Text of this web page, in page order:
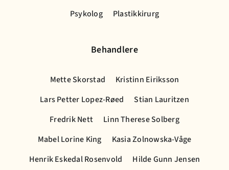
Psykolog
Plastikkirurg
Behandlere
Mette Skorstad
Kristinn Eiriksson
Lars Petter Lopez-Røed
Stian Lauritzen
Fredrik Nett
Linn Therese Solberg
Mabel Lorine King
Kasia Zolnowska-Våge
Henrik Eskedal Rosenvold
Hilde Gunn Jensen